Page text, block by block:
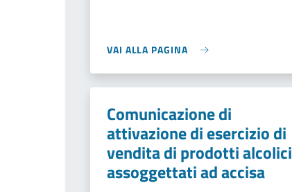
VAI ALLA PAGINA
Comunicazione di
attivazione di esercizio di
vendita di prodotti alcolici
assoggettati ad accisa